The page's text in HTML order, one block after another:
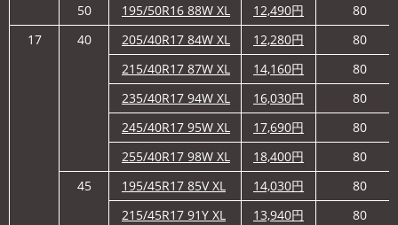
50
195/50R16 88W XL 12,490円
80
17
40 205/40R17 84W XL 12,280円
80
215/40R17 87W XL
14,160円
80
235/40R17 94W XL
16,030円
80
245/40R17 95W XL
17,690円
80
255/40R17 98W XL
18,400円
80
45
195/45R17 85V XL 14,030円
80
215/45R17 91Y XL
13,940円
80